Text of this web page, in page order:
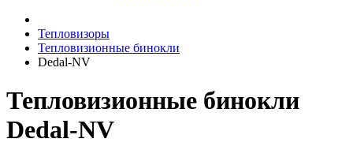
Тепловизоры
Тепловизионные бинокли
Dedal-NV
Тепловизионные бинокли
Dedal-NV